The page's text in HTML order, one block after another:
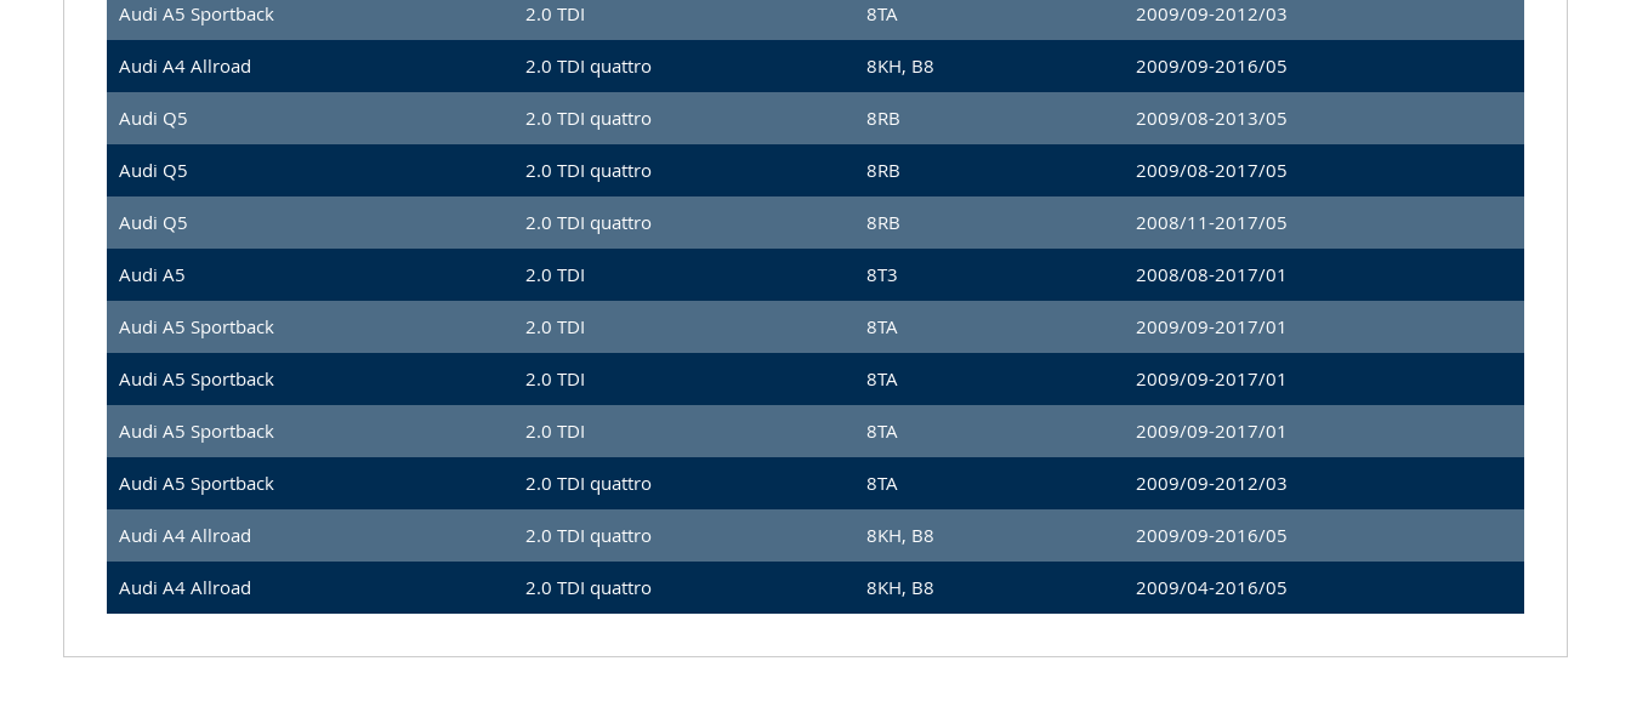
Audi A5 Sportback 2.0 TDI 8TA 2009/09-2012/03
Audi A4 Allroad 2.0 TDI quattro 8KH, B8 2009/09-2016/05
Audi Q5 2.0 TDI quattro 8RB 2009/08-2013/05
Audi Q5 2.0 TDI quattro 8RB 2009/08-2017/05
Audi Q5 2.0 TDI quattro 8RB 2008/11-2017/05
Audi A5 2.0 TDI 8T3 2008/08-2017/01
Audi A5 Sportback 2.0 TDI 8TA 2009/09-2017/01
Audi A5 Sportback 2.0 TDI 8TA 2009/09-2017/01
Audi A5 Sportback 2.0 TDI 8TA 2009/09-2017/01
Audi A5 Sportback 2.0 TDI quattro 8TA 2009/09-2012/03
Audi A4 Allroad 2.0 TDI quattro 8KH, B8 2009/09-2016/05
Audi A4 Allroad 2.0 TDI quattro 8KH, B8 2009/04-2016/05